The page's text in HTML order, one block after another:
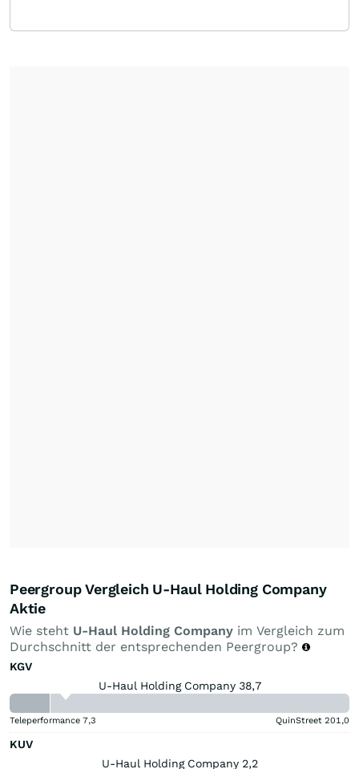
Peergroup Vergleich U-Haul Holding Company
Aktie
Wie steht U-Haul Holding Company im Vergleich zum
Durchschnitt der entsprechenden Peergroup?
KGV
U-Haul Holding Company 38,7
Teleperformance 7,3 QuinStreet 201,0
KUV
U-Haul Holding Company 2,2